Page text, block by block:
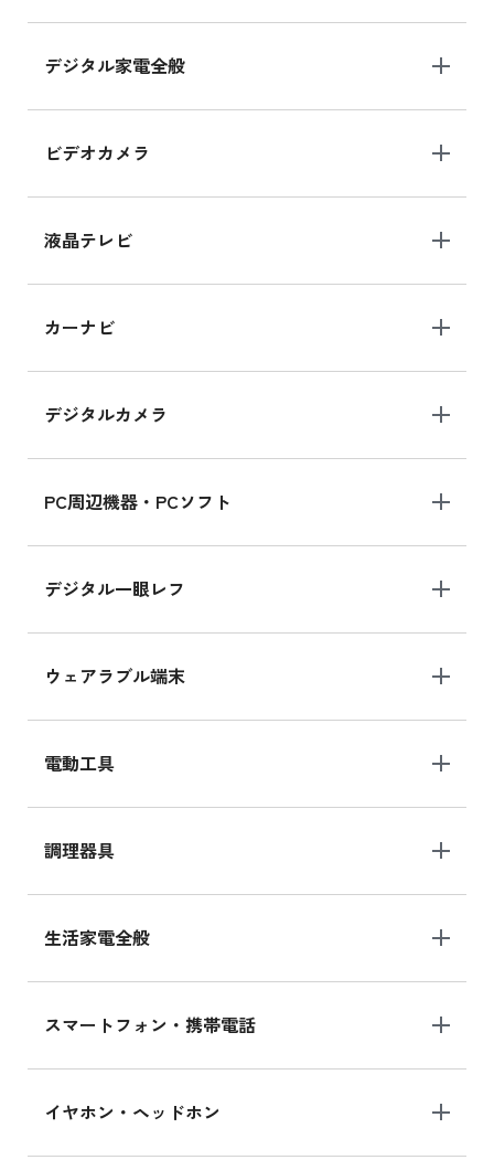
デジタル家電全般
ビデオカメラ
液晶テレビ
カーナビ
デジタルカメラ
PC周辺機器・PCソフト
デジタル一眼レフ
ウェアラブル端末
電動工具
調理器具
生活家電全般
スマートフォン・携帯電話
イヤホン・ヘッドホン
iPad Air 11インチ シリーズ
iPad Air 11インチ の新品買取価格
iPhone 15 128GB シリーズ
iPhone 15 128GB の新品買取価格
MK2K3J/Aの新品買取価格はこちら